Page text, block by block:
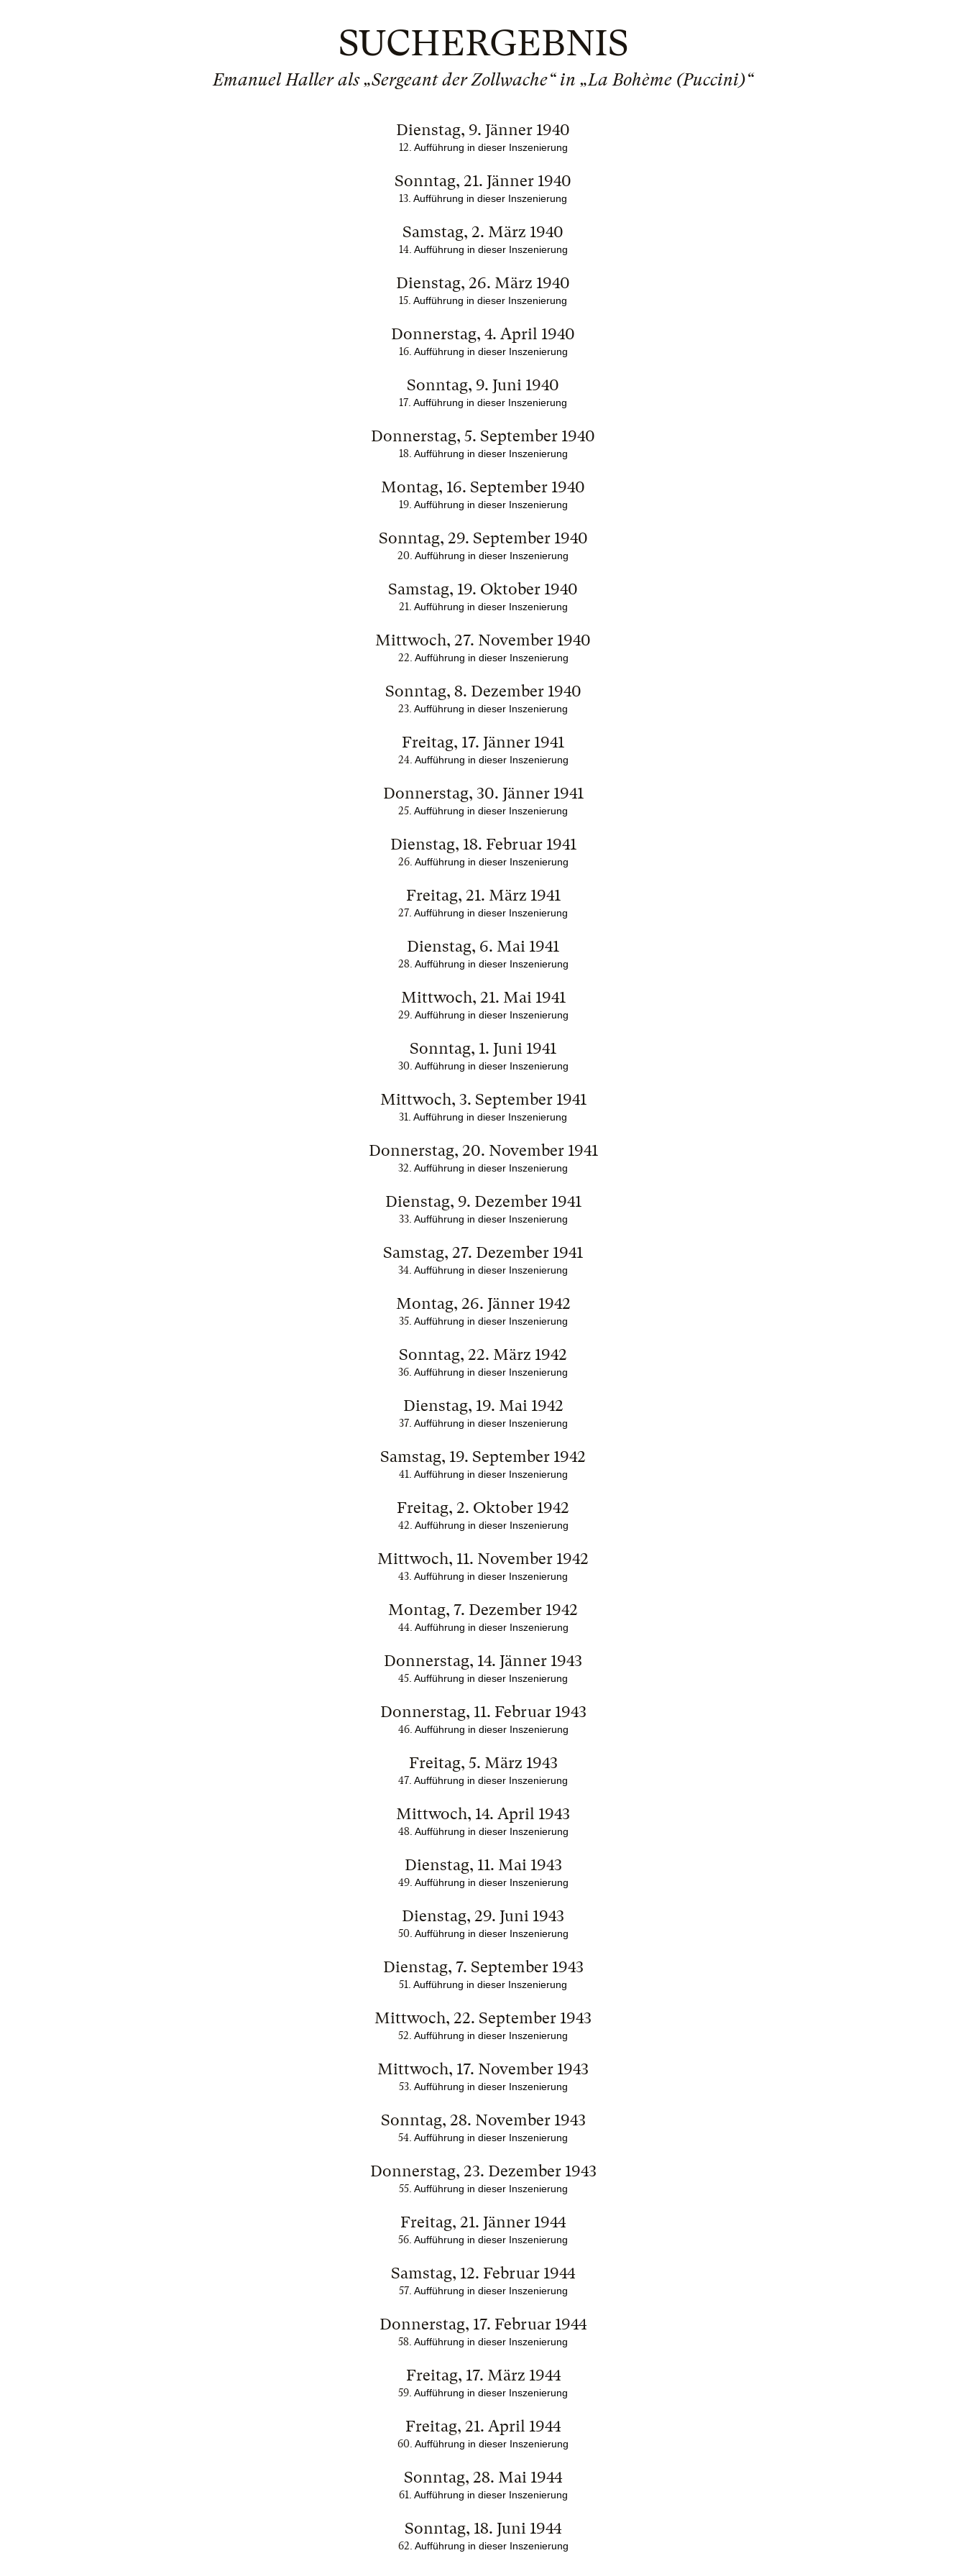
SUCHERGEBNIS
Emanuel Haller als „Sergeant der Zollwache“ in „La Bohème (Puccini)“
Dienstag, 9. Jänner 1940
12 Aufführung in dieser Inszenierung
Sonntag, 21. Jänner 1940
13 Aufführung in dieser Inszenierung
Samstag, 2. März 1940
14. Aufführung in dieser Inszenierung
Dienstag, 26. März 1940
15 Aufführung in dieser Inszenierung
Donnerstag, 4. April 1940
16. Aufführung in dieser Inszenierung
Sonntag, 9. Juni 1940
17 Aufführung in dieser Inszenierung
Donnerstag, 5. September 1940
18. Aufführung in dieser Inszenierung
Montag, 16. September 1940
19. Aufführung in dieser Inszenierung
Sonntag, 29. September 1940
20 Aufführung in dieser Inszenierung
Samstag, 19. Oktober 1940
21 Aufführung in dieser Inszenierung
Mittwoch, 27. November 1940
22 Aufführung in dieser Inszenierung
Sonntag, 8. Dezember 1940
23 Aufführung in dieser Inszenierung
Freitag, 17. Jänner 1941
24. Aufführung in dieser Inszenierung
Donnerstag, 30. Jänner 1941
25 Aufführung in dieser Inszenierung
Dienstag, 18. Februar 1941
26. Aufführung in dieser Inszenierung
Freitag, 21. März 1941
27 Aufführung in dieser Inszenierung
Dienstag, 6. Mai 1941
28. Aufführung in dieser Inszenierung
Mittwoch, 21. Mai 1941
29. Aufführung in dieser Inszenierung
Sonntag, 1. Juni 1941
30. Aufführung in dieser Inszenierung
Mittwoch, 3. September 1941
31 Aufführung in dieser Inszenierung
Donnerstag, 20. November 1941
32 Aufführung in dieser Inszenierung
Dienstag, 9. Dezember 1941
33. Aufführung in dieser Inszenierung
Samstag, 27. Dezember 1941
34 Aufführung in dieser Inszenierung
Montag, 26. Jänner 1942
35. Aufführung in dieser Inszenierung
Sonntag, 22. März 1942
36 Aufführung in dieser Inszenierung
Dienstag, 19. Mai 1942
37. Aufführung in dieser Inszenierung
Samstag, 19. September 1942
41 Aufführung in dieser Inszenierung
Freitag, 2. Oktober 1942
42 Aufführung in dieser Inszenierung
Mittwoch, 11. November 1942
43 Aufführung in dieser Inszenierung
Montag, 7. Dezember 1942
44. Aufführung in dieser Inszenierung
Donnerstag, 14. Jänner 1943
45 Aufführung in dieser Inszenierung
Donnerstag, 11. Februar 1943
46. Aufführung in dieser Inszenierung
Freitag, 5. März 1943
47 Aufführung in dieser Inszenierung
Mittwoch, 14. April 1943
48. Aufführung in dieser Inszenierung
Dienstag, 11. Mai 1943
49. Aufführung in dieser Inszenierung
Dienstag, 29. Juni 1943
50. Aufführung in dieser Inszenierung
Dienstag, 7. September 1943
51 Aufführung in dieser Inszenierung
Mittwoch, 22. September 1943
52 Aufführung in dieser Inszenierung
Mittwoch, 17. November 1943
53. Aufführung in dieser Inszenierung
Sonntag, 28. November 1943
54 Aufführung in dieser Inszenierung
Donnerstag, 23. Dezember 1943
55. Aufführung in dieser Inszenierung
Freitag, 21. Jänner 1944
56 Aufführung in dieser Inszenierung
Samstag, 12. Februar 1944
57. Aufführung in dieser Inszenierung
Donnerstag, 17. Februar 1944
58 Aufführung in dieser Inszenierung
Freitag, 17. März 1944
59 Aufführung in dieser Inszenierung
Freitag, 21. April 1944
60 Aufführung in dieser Inszenierung
Sonntag, 28. Mai 1944
61 Aufführung in dieser Inszenierung
Sonntag, 18. Juni 1944
62 Aufführung in dieser Inszenierung